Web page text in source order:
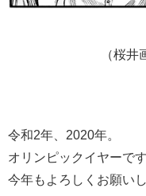
（桜井
令和2年、2020年。
オリンピックイヤーです
今年もよろしくお願いし